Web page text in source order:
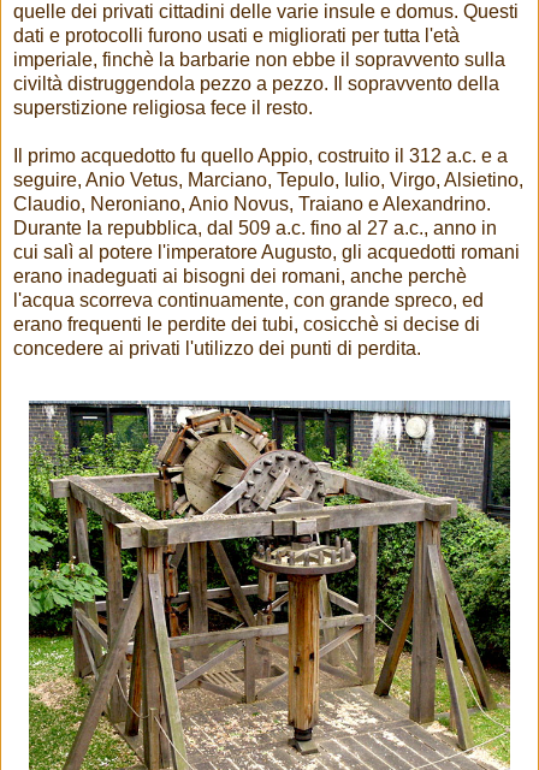
quelle dei privati cittadini delle varie insule e domus. Questi
dati e protocolli furono usati e migliorati per tutta l'età
imperiale, finchè la barbarie non ebbe il sopravvento sulla
civiltà distruggendola pezzo a pezzo. Il sopravvento della
superstizione religiosa fece il resto.
Il primo acquedotto fu quello Appio, costruito il 312 a.c. e a
seguire, Anio Vetus, Marciano, Tepulo, Iulio, Virgo, Alsietino,
Claudio, Neroniano, Anio Novus, Traiano e Alexandrino.
Durante la repubblica, dal 509 a.c. fino al 27 a.c., anno in
cui salì al potere l'imperatore Augusto, gli acquedotti romani
erano inadeguati ai bisogni dei romani, anche perchè
l'acqua scorreva continuamente, con grande spreco, ed
erano frequenti le perdite dei tubi, cosicchè si decise di
concedere ai privati l'utilizzo dei punti di perdita.